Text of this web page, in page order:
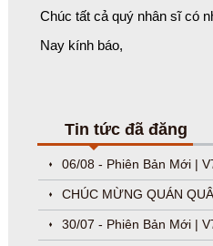
Chúc tất cả quý nhân sĩ có
Nay kính báo,
Tin tức đã đăng
06/08 - Phiên Bản Mới |
CHÚC MỪNG QUÁN
30/07 - Phiên Bản Mới |